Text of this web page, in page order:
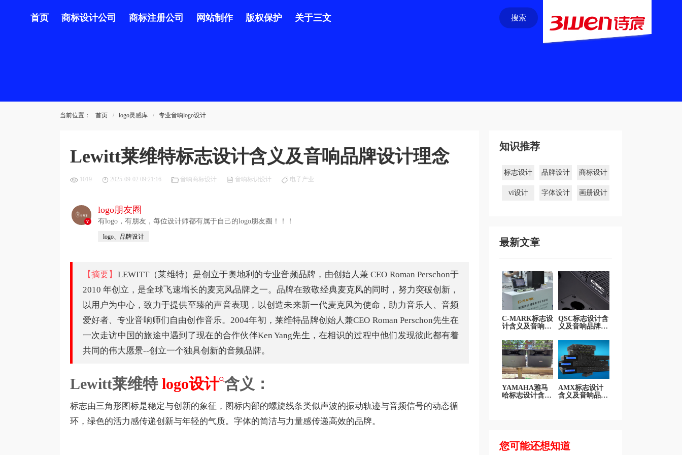
首页 商标设计公司 商标注册公司 网站制作 版权保护 关于三文 搜索
当前位置： 首页 logo灵感库 专业音响logo设计
Lewitt莱维特标志设计含义及音响品牌设计理念
1019 2025-09-02 09:21:16 音响商标设计 音响标识设计 电子产业
v
logo朋友圈
有logo，有朋友，每位设计师都有属于自己的logo朋友圈！！！
logo、品牌设计
【摘要】 LEWITT（莱维特）是创立于奥地利的专业音频品牌，由创始人兼 CEO Roman Perschon于
2010 年创立，是全球飞速增长的麦克风品牌之一。品牌在致敬经典麦克风的同时，努力突破创新，
以用户为中心，致力于提供至臻的声音表现，以创造未来新一代麦克风为使命，助力音乐人、音频
爱好者、专业音响师们自由创作音乐。2004年初，莱维特品牌创始人兼CEO Roman Perschon先生在
一次走访中国的旅途中遇到了现在的合作伙伴Ken Yang先生，在相识的过程中他们发现彼此都有着
共同的伟大愿景--创立一个独具创新的音频品牌。
Lewitt莱维特 logo设计 含义：
标志由三角形图标是稳定与创新的象征，图标内部的螺旋线条类似声波的振动轨迹与音频信号的动态循
环，绿色的活力感传递创新与年轻的气质。字体的简洁与力量感传递高效的品牌。
知识推荐
标志设计 品牌设计 商标设计
vi设计 字体设计 画册设计
最新文章
C-MARK标志设
计含义及音响品
QSC标志设计含
义及音响品牌设
YAMAHA雅马
哈标志设计含义
AMX标志设计
含义及音响品牌
您可能还想知道